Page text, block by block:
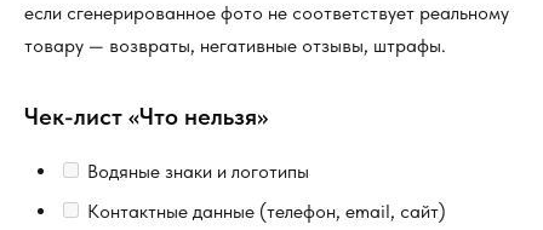
если сгенерированное фото не соответствует реальному
товару — возвраты, негативные отзывы, штрафы.
Чек-лист «Что нельзя»
Водяные знаки и логотипы
Контактные данные (телефон, email, сайт)